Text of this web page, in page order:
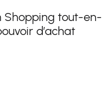
Shopping tout-en-
d’achat